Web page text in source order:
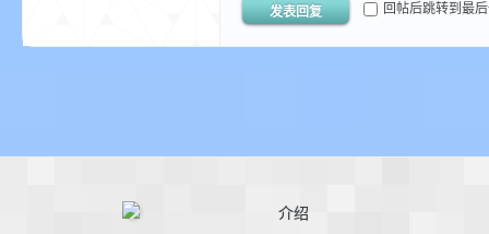
发表回复 回帖后跳转到最
介绍